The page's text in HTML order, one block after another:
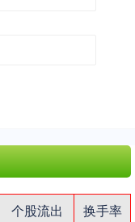
个股流出
换手率